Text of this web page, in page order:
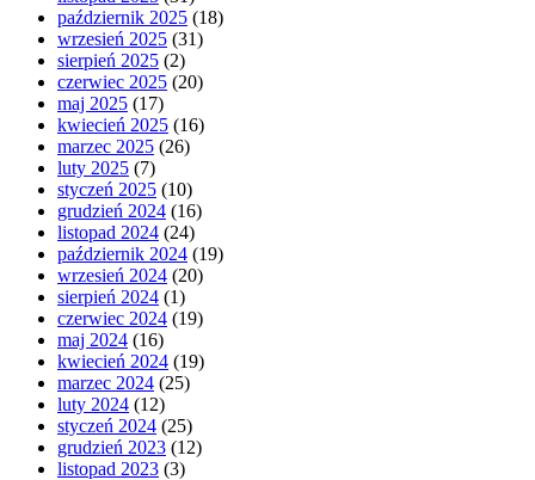
październik 2025 (18)
wrzesień 2025 (31)
sierpień 2025 (2)
czerwiec 2025 (20)
maj 2025 (17)
kwiecień 2025 (16)
marzec 2025 (26)
luty 2025 (7)
styczeń 2025 (10)
grudzień 2024 (16)
listopad 2024 (24)
październik 2024 (19)
wrzesień 2024 (20)
sierpień 2024 (1)
czerwiec 2024 (19)
maj 2024 (16)
kwiecień 2024 (19)
marzec 2024 (25)
luty 2024 (12)
styczeń 2024 (25)
grudzień 2023 (12)
listopad 2023 (3)